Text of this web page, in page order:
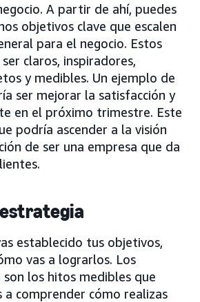
A partir de ahí, puedes
objetivos clave que escalen
para el negocio. Estos
claros, inspiradores,
y medibles. Un ejemplo de
ser mejorar la satisfacción y
en el próximo trimestre. Este
podría ascender a la visión
de ser una empresa que da
establecido tus objetivos,
vas a lograrlos. Los
los hitos medibles que
a comprender cómo realizas